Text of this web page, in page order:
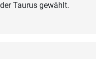
Taurus gewählt.